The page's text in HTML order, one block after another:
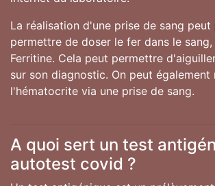
La réalisation d'une prise de sang peut
permettre de doser le fer dans le
Ferritine. Cela peut permettre
sur son diagnostic. On peut également
l'hématocrite via une prise de sang.
A quoi sert un test
autotest covid ?